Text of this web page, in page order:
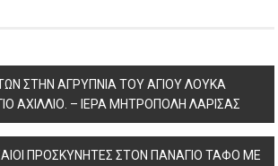
ΣΤΗΝ ΑΓΡΥΠΝΙΑ ΤΟΥ ΑΓΙΟΥ ΛΟΥΚΑ
ΑΧΙΛΛΙΟ. – ΙΕΡΑ ΜΗΤΡΟΠΟΛΗ ΛΑΡΙΣΑΣ
ΠΡΟΣΚΥΝΗΤΕΣ ΣΤΟΝ ΠΑΝΑΓΙΟ ΤΑΦΟ ΜΕ